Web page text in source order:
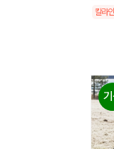
칼라